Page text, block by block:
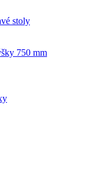
stoly
750 mm